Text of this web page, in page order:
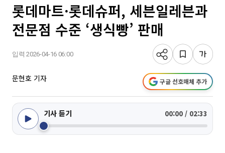
롯데마트·롯데슈퍼, 세븐일레븐과
전문점 수준 ‘생식빵’ 판매
입력 2026-04-16 06:00
문현호 기자 구글 선호매체 추가
기사 듣기 00:00 / 02:33